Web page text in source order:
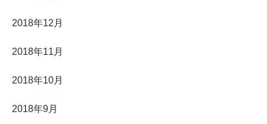
2018年12月
2018年11月
2018年10月
2018年9月